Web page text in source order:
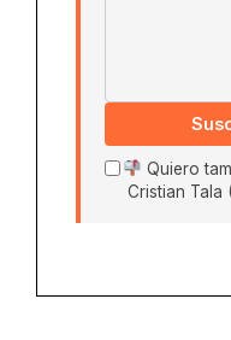
Quiero
Cristian Tala